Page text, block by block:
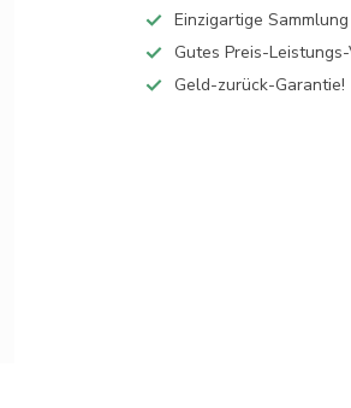
Einzigartige Sammlung
Gutes Preis-
Geld-zurück-Garantie!